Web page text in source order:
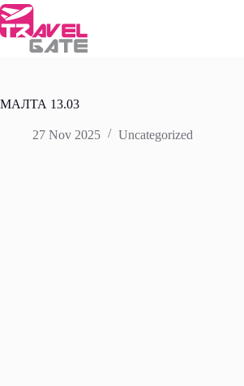
Skip
to
content
МАЛТА 13.03
27 Nov 2025 Uncategorized